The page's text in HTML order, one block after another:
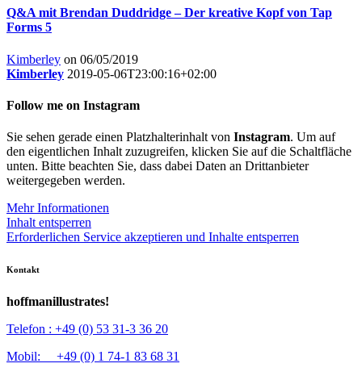
Q&A mit Brendan Duddridge – Der kreative Kopf von Tap
Forms 5
Kimberley on 06/05/2019
Kimberley 2019-05-06T23:00:16+02:00
Follow me on Instagram
Sie sehen gerade einen Platzhalterinhalt von Instagram. Um auf
den eigentlichen Inhalt zuzugreifen, klicken Sie auf die Schaltfläche
unten. Bitte beachten Sie, dass dabei Daten an Drittanbieter
weitergegeben werden.
Mehr Informationen
Inhalt entsperren
Erforderlichen Service akzeptieren und Inhalte entsperren
Kontakt
hoffmanillustrates!
Telefon : +49 (0) 53 31-3 36 20
Mobil: +49 (0) 1 74-1 83 68 31